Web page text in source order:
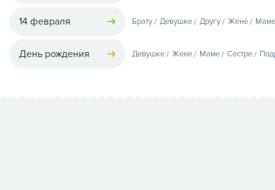
14 февраля Брату Девушке Другу Жене Маме
День рождения Девушке Жене Маме Сестре